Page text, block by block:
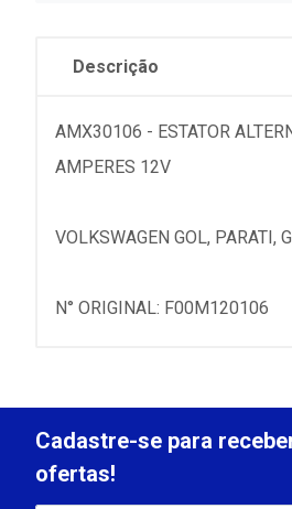
Descrição
AMX30106 - ESTATOR
AMPERES 12V
VOLKSWAGEN GOL, PARATI,
N° ORIGINAL: F00M120106
Cadastre-se para
ofertas!